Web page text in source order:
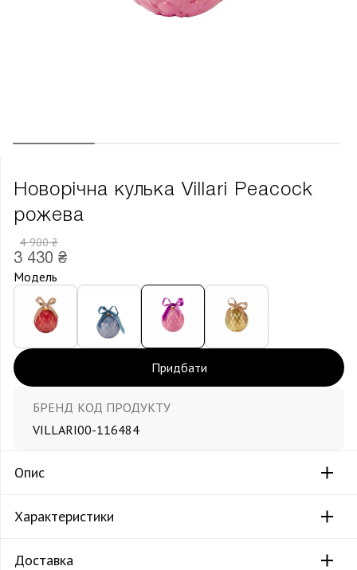
Новорічна кулька Villari Peacock
рожева
4 900 ₴
3 430 ₴
Модель
Придбати
БРЕНД
VILLARI
КОД ПРОДУКТУ
00-116484
Опис
Характеристики
Доставка